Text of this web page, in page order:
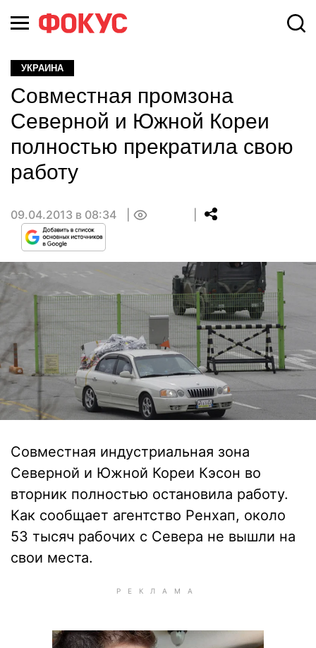
УКРАИНА
Совместная промзона
Северной и Южной Кореи
полностью прекратила свою
работу
09.04.2013 в 08:34
Совместная индустриальная зона
Северной и Южной Кореи Кэсон во
вторник полностью остановила работу.
Как сообщает агентство Ренхап, около
53 тысяч рабочих с Севера не вышли на
свои места.